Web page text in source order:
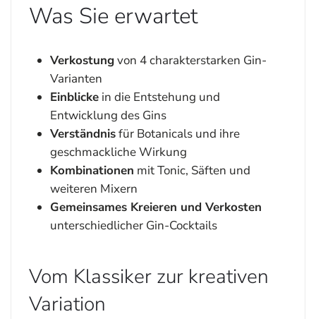
Was Sie erwartet
Verkostungvon 4 charakterstarken Gin-
Varianten
Einblicke in die Entstehung und
Entwicklung des Gins
Verständnisfür Botanicals und ihre
geschmackliche Wirkung
Kombinationen mit Tonic, Säften und
weiteren Mixern
Gemeinsames Kreieren und Verkosten
unterschiedlicher Gin-Cocktails
Vom Klassiker zur kreativen
Variation